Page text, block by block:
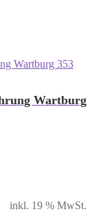
Wartburg
inkl. 19 % MwSt.